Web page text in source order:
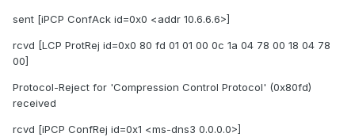
sent [iPCP ConfAck id=0x0 <addr 10.6.6.6>]
rcvd [LCP ProtRej id=0x0 80 fd 01 01 00 0c 1a 04 78 00 18 04 78
00]
Protocol-Reject for 'Compression Control Protocol' (0x80fd)
received
rcvd [iPCP ConfRej id=0x1 <ms-dns3 0.0.0.0>]